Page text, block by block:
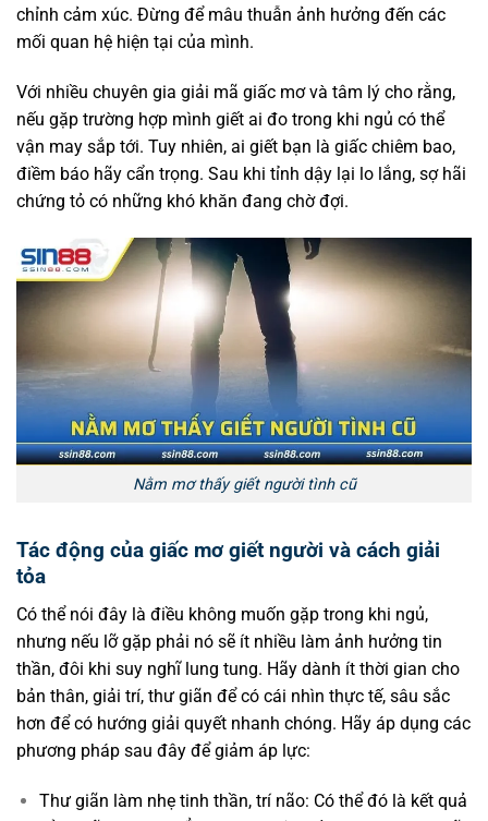
chỉnh cảm xúc. Đừng để mâu thuẫn ảnh hưởng đến các
mối quan hệ hiện tại của mình.
Với nhiều chuyên gia giải mã giấc mơ và tâm lý cho rằng,
nếu gặp trường hợp mình giết ai đo trong khi ngủ có thể
vận may sắp tới. Tuy nhiên, ai giết bạn là giấc chiêm bao,
điềm báo hãy cẩn trọng. Sau khi tỉnh dậy lại lo lắng, sợ hãi
chứng tỏ có những khó khăn đang chờ đợi.
Nằm mơ thấy giết người tình cũ
Tác động của giấc mơ giết người và cách giải
tỏa
Có thể nói đây là điều không muốn gặp trong khi ngủ,
nhưng nếu lỡ gặp phải nó sẽ ít nhiều làm ảnh hưởng tin
thần, đôi khi suy nghĩ lung tung. Hãy dành ít thời gian cho
bản thân, giải trí, thư giãn để có cái nhìn thực tế, sâu sắc
hơn để có hướng giải quyết nhanh chóng. Hãy áp dụng các
phương pháp sau đây để giảm áp lực:
Thư giãn làm nhẹ tinh thần, trí não: Có thể đó là kết quả